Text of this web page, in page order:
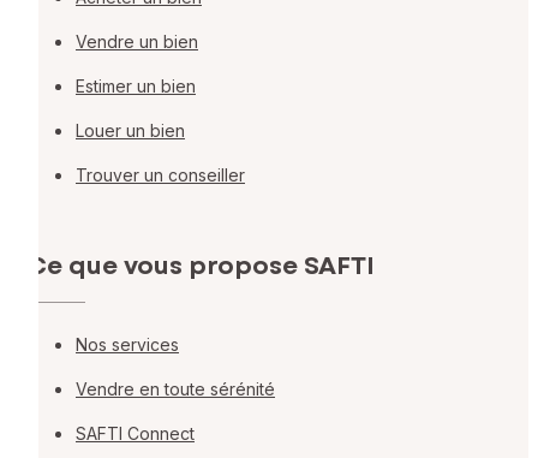
Vendre un bien
Estimer un bien
Louer un bien
Trouver un conseiller
Ce que vous propose SAFTI
Nos services
Vendre en toute sérénité
SAFTI Connect